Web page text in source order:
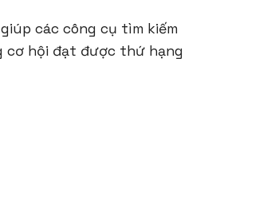
các công cụ tìm kiếm
cơ hội đạt được thứ hạng